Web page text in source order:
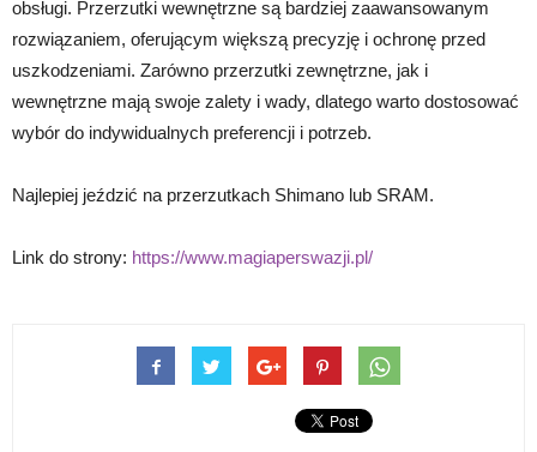
obsługi. Przerzutki wewnętrzne są bardziej zaawansowanym
rozwiązaniem, oferującym większą precyzję i ochronę przed
uszkodzeniami. Zarówno przerzutki zewnętrzne, jak i
wewnętrzne mają swoje zalety i wady, dlatego warto dostosować
wybór do indywidualnych preferencji i potrzeb.
Najlepiej jeździć na przerzutkach Shimano lub SRAM.
Link do strony: https://www.magiaperswazji.pl/